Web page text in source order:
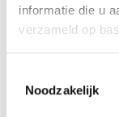
informatie die u
verzameld op
Noodzakelijk
buiten Europa
dat België iets
verpakkingsafval
Onze acties
en de